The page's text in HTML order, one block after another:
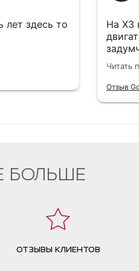
лет здесь то
На Х3
забит
Читать
Отзыв
БОЛЬШЕ
ОТЗЫВЫ КЛИЕНТОВ